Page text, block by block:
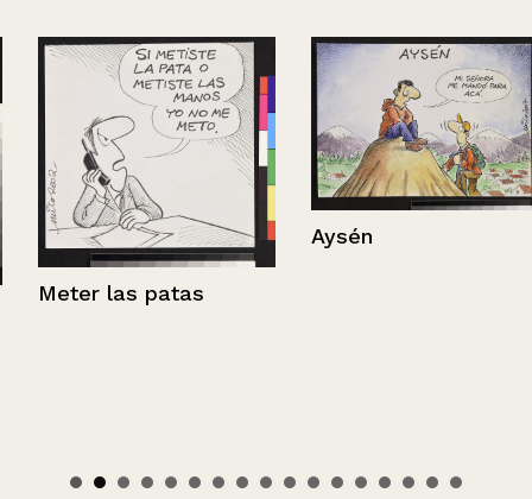
Meter las patas
Aysén